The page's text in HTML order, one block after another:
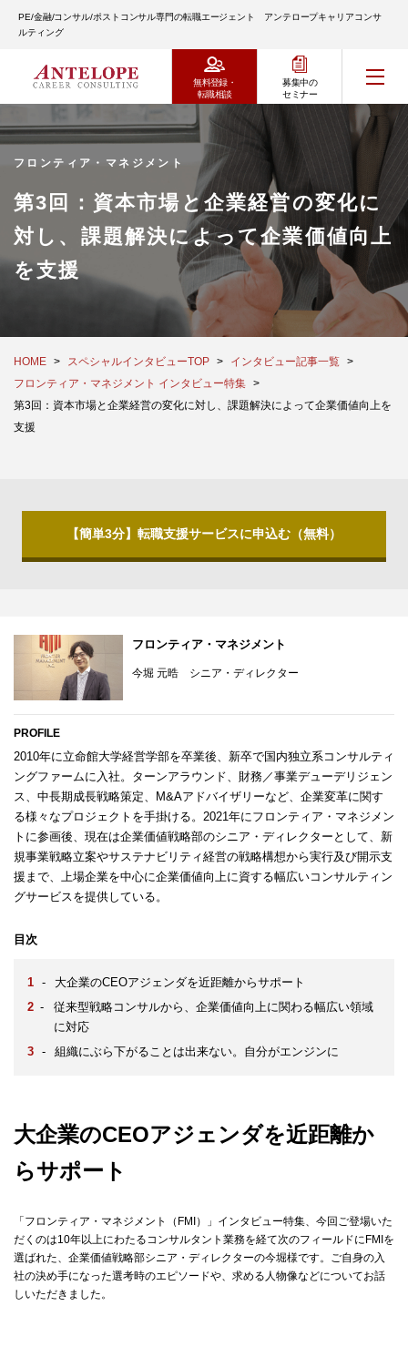
PE/金融/コンサル/ポストコンサル専門の転職エージェント アンテロープキャリアコンサ
ルティング
無料登録・
転職相談
募集中の
セミナー
フロンティア・マネジメント
第3回：資本市場と企業経営の変化に
対し、課題解決によって企業価値向上
を支援
HOME スペシャルインタビューTOP
インタビュー記事一覧
フロンティア・マネジメント インタビュー特集
第3回：資本市場と企業経営の変化に対し、課題解決によって企業価値向上を
支援
【簡単3分】転職支援サービスに申込む（無料）
フロンティア・マネジメント
今堀 元晧 シニア・ディレクター
PROFILE
2010年に立命館大学経営学部を卒業後、新卒で国内独立系コンサルティ
ングファームに入社。ターンアラウンド、財務／事業デューデリジェン
ス、中長期成長戦略策定、M&Aアドバイザリーなど、企業変革に関す
る様々なプロジェクトを手掛ける。2021年にフロンティア・マネジメン
トに参画後、現在は企業価値戦略部のシニア・ディレクターとして、新
規事業戦略立案やサステナビリティ経営の戦略構想から実行及び開示支
援まで、上場企業を中心に企業価値向上に資する幅広いコンサルティン
グサービスを提供している。
目次
-
大企業のCEOアジェンダを近距離からサポート
-
従来型戦略コンサルから、企業価値向上に関わる幅広い領域
に対応
-
組織にぶら下がることは出来ない。自分がエンジンに
大企業のCEOアジェンダを近距離か
らサポート
「フロンティア・マネジメント（FMI）」インタビュー特集、今回ご登場いた
だくのは10年以上にわたるコンサルタント業務を経て次のフィールドにFMIを
選ばれた、企業価値戦略部シニア・ディレクターの今堀様です。ご自身の入
社の決め手になった選考時のエピソードや、求める人物像などについてお話
しいただきました。